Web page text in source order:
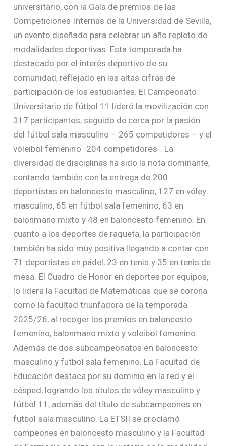
universitario, con la Gala de premios de las
Competiciones Internas de la Universidad de Sevilla,
un evento diseñado para celebrar un año repleto de
modalidades deportivas. Esta temporada ha
destacado por el interés deportivo de su
comunidad, reflejado en las altas cifras de
participación de los estudiantes. El Campeonato
Universitario de fútbol 11 lideró la movilización con
317 participantes, seguido de cerca por la pasión
del fútbol sala masculino – 265 competidores – y el
vóleibol femenino -204 competidores-. La
diversidad de disciplinas ha sido la nota dominante,
contando también con la entrega de 200
deportistas en baloncesto masculino, 127 en vóley
masculino, 65 en fútbol sala femenino, 63 en
balonmano mixto y 48 en baloncesto femenino. En
cuanto a los deportes de raqueta, la participación
también ha sido muy positiva llegando a contar con
71 deportistas en pádel, 23 en tenis y 35 en tenis de
mesa. El Cuadro de Honor en deportes por equipos,
lo lidera la Facultad de Matemáticas que se corona
como la facultad triunfadora de la temporada
2025/26, al recoger los premios en baloncesto
femenino, balonmano mixto y voleibol femenino.
Además de dos subcampeonatos en baloncesto
masculino y futbol sala femenino. La Facultad de
Educación destaca por su dominio en la red y el
césped, logrando los títulos de vóley masculino y
fútbol 11, además del título de subcampeones en
futbol sala masculino. La ETSII se proclamó
campeones en baloncesto masculino y la Facultad